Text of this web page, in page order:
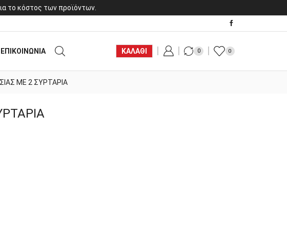
το κόστος των προϊόντων.
ΕΠΙΚΟΙΝΩΝΙΑ ΚΑΛΑΘΙ 0 0
ΜΕ 2 ΣΥΡΤΑΡΙΑ